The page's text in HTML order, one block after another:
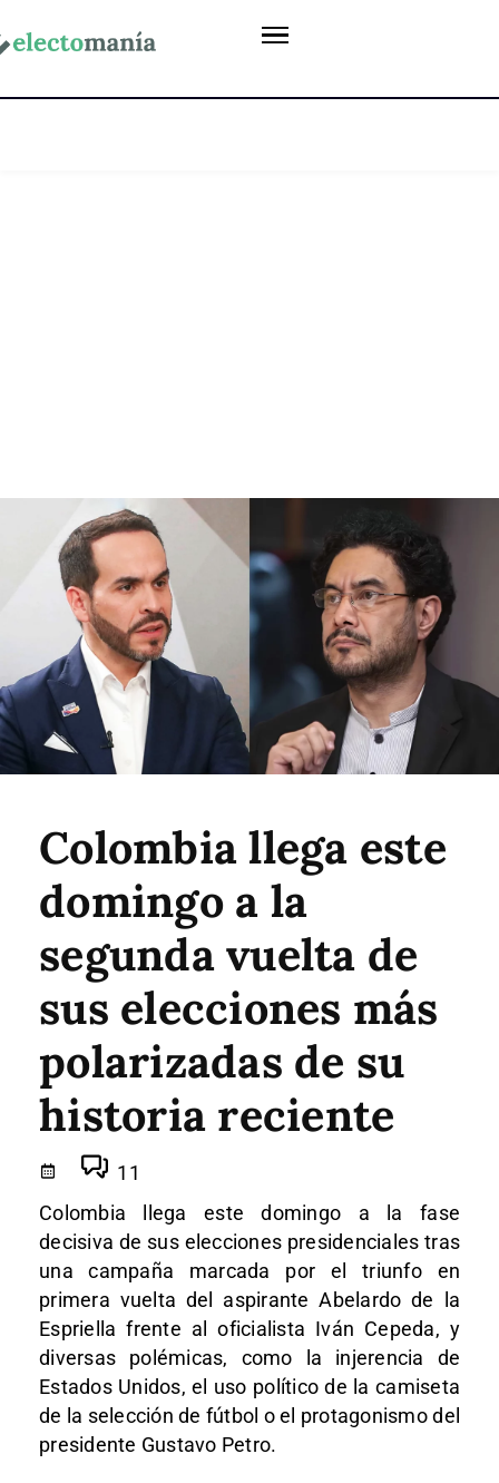
Colombia llega este
domingo a la
segunda vuelta de
sus elecciones más
polarizadas de su
historia reciente
11
Colombia llega este domingo a la fase
decisiva de sus elecciones presidenciales tras
una campaña marcada por el triunfo en
primera vuelta del aspirante Abelardo de la
Espriella frente al oficialista Iván Cepeda, y
diversas polémicas, como la injerencia de
Estados Unidos, el uso político de la camiseta
de la selección de fútbol o el protagonismo del
presidente Gustavo Petro.